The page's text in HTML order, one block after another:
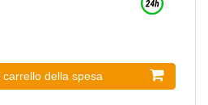
della spesa